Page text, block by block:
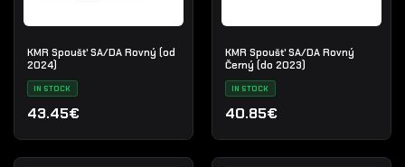
KMR Spoušť SA/DA Rovný (od
2024)
IN STOCK
43.45€
KMR Spoušť SA/DA Rovný
Černý (do 2023)
IN STOCK
40.85€